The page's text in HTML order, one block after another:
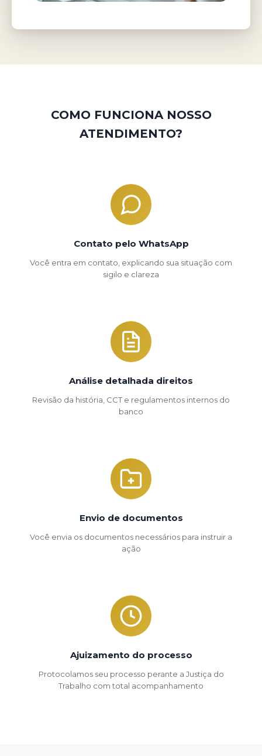
COMO FUNCIONA NOSSO
ATENDIMENTO?
Contato pelo WhatsApp
Você entra em contato, explicando sua situação com
sigilo e clareza
Análise detalhada direitos
Revisão da história, CCT e regulamentos internos do
banco
Envio de documentos
Você envia os documentos necessários para instruir a
ação
Ajuizamento do processo
Protocolamos seu processo perante a Justiça do
Trabalho com total acompanhamento